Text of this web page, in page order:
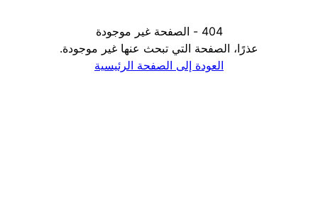
404 - الصفحة غير موجودة
عذرًا، الصفحة التي تبحث عنها غير موجودة.
العودة إلى الصفحة الرئيسية